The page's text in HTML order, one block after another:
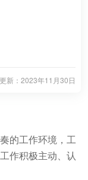
更新： 2023年11月30日
的工作环境，工
作积极主动、认